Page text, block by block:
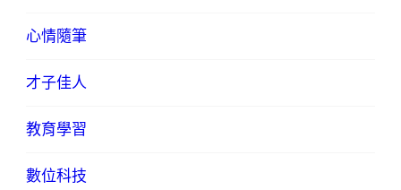
心情隨筆
才子佳人
教育學習
數位科技